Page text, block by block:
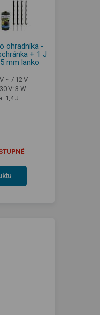
ohradníka -
+ 1 J
mm lanko
~ / 12 V
V: 3 W
1,4 J